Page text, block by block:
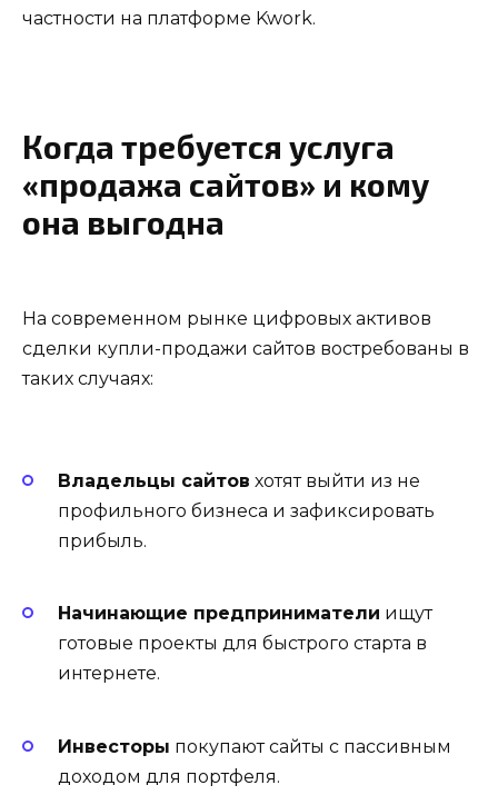
частности на платформе Kwork.
Когда требуется услуга
«продажа сайтов» и кому
она выгодна
На современном рынке цифровых активов
сделки купли-продажи сайтов востребованы в
таких случаях:
Владельцы сайтов хотят выйти из не
профильного бизнеса и зафиксировать
прибыль.
Начинающие предприниматели ищут
готовые проекты для быстрого старта в
интернете.
Инвесторы покупают сайты с пассивным
доходом для портфеля.